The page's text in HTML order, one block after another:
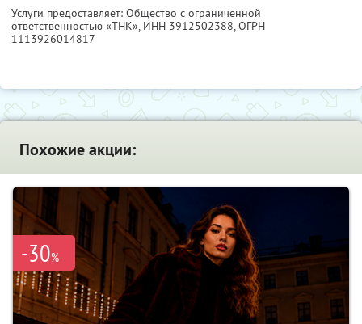
Услуги предоставляет: Общество с ограниченной
ответственностью «ТНК», ИНН 3912502388, ОГРН
1113926014817
Похожие акции:
-30%